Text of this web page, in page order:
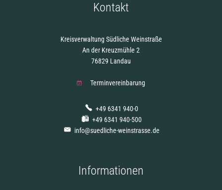
Kontakt
Kreisverwaltung Südliche Weinstraße
An der Kreuzmühle 2
76829 Landau
Terminvereinbarung
+49 6341 940-0
+49 6341 940-500
info@suedliche-weinstrasse.de
Informationen